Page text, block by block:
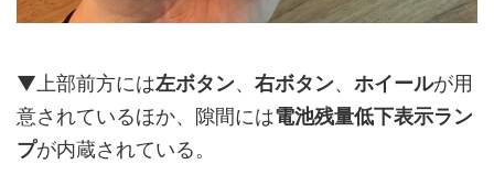
▼上部前方には左ボタン、 右ボタン、 ホイールが用
意されているほか、隙間には電池残量低下表示ラン
プが内蔵されている。